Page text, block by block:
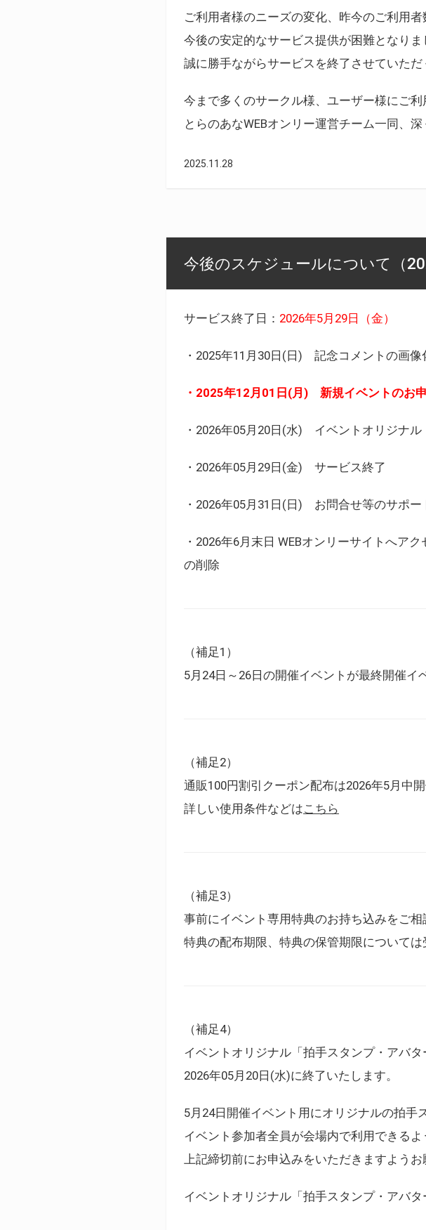
ご利用者様のニーズの変化、昨今のご利用
今後の安定的なサービス提供が困難となりま
誠に勝手ながらサービスを終了させていただ
今まで多くのサークル様、ユーザー様にご
とらのあなWEBオンリー運営チーム一同、深
2025.11.28
今後のスケジュールについて（
サービス終了日： 2026年5月29日（金）
・2025年11月30日(日) 記念コメントの画像
・2025年12月01日(月) 新規イベントのお
・2026年05月20日(水) イベントオリジナ
・2026年05月29日(金) サービス終了
・2026年05月31日(日) お問合せ等のサポー
・2026年6月末日 WEBオンリーサイトへア
の削除
（補足1）
5月24日～26日の開催イベントが最終開催イ
（補足2）
通販100円割引クーポン配布は2026年5月中
詳しい使用条件などはこちら
（補足3）
事前にイベント専用特典のお持ち込みをご
特典の配布期限、特典の保管期限について
（補足4）
イベントオリジナル「拍手スタンプ・アバ
2026年05月20日(水)に終了いたします。
5月24日開催イベント用にオリジナルの拍手
イベント参加者全員が会場内で利用できる
上記締切前にお申込みをいただきますようお
イベントオリジナル「拍手スタンプ・アバ